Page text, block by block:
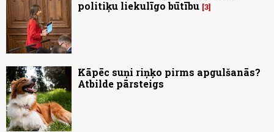
politiķu liekulīgo būtību 3
Kāpēc suņi riņķo pirms apgulšanās?
Atbilde pārsteigs